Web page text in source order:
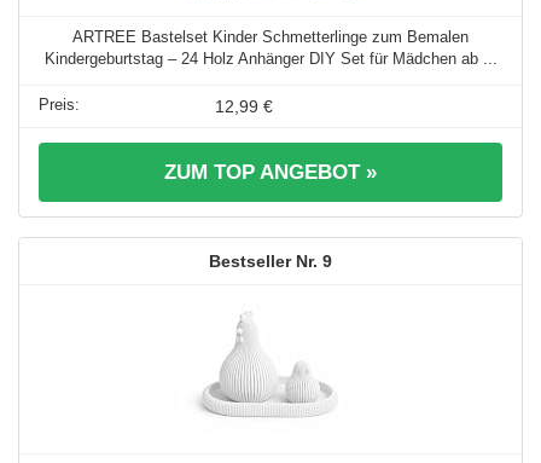
ARTREE Bastelset Kinder Schmetterlinge zum Bemalen
Kindergeburtstag – 24 Holz Anhänger DIY Set für Mädchen ab ...
12,99 €
ZUM TOP ANGEBOT »
9